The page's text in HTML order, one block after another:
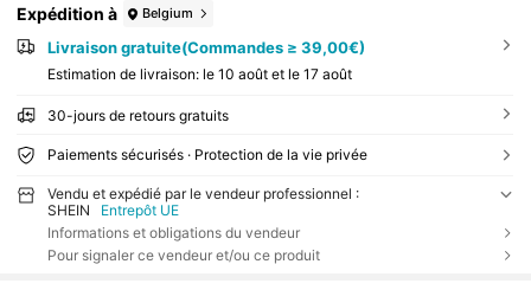
Expédition à Belgium
Livraison gratuite(Commandes ≥ 39,00€)
Estimation de livraison: le 10 août et le 17 août
30-jours de retours gratuits
Paiements sécurisés · Protection de la vie privée
Vendu et expédié par le vendeur professionnel :
SHEIN
Entrepôt UE
Informations et obligations du vendeur
Pour signaler ce vendeur et/ou ce produit